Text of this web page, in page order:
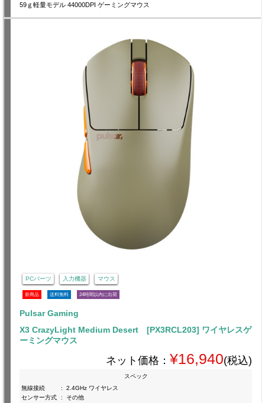
59ｇ軽量モデル 44000DPI ゲーミングマウス
PCパーツ 入力機器 マウス
新商品 送料無料 24時間以内に出荷
Pulsar Gaming
X3 CrazyLight Medium Desert [PX3RCL203] ワイヤレスゲ
ーミングマウス
ネット価格： ¥16,940(税込)
スペック
無線接続
:
2.4GHz ワイヤレス
センサー方式
:
その他